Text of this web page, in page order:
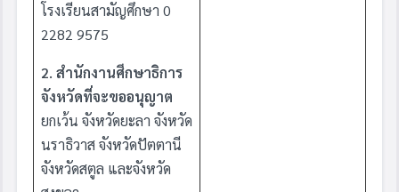
โรงเรียนสามัญศึกษา 0
2282 9575
2. สำนักงานศึกษาธิการ
จังหวัดที่จะขออนุญาต
ยกเว้น จังหวัดยะลา จังหวัด
นราธิวาส จังหวัดปัตตานี
จังหวัดสตูล และจังหวัด